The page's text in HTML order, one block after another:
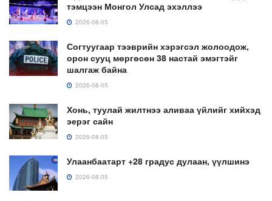
тэмцээн Монгол Улсад эхэллээ
2026-08-05
Согтуугаар тээврийн хэрэгсэл жолоодож,
орон сууц мөргөсөн 38 настай эмэгтэйг
шалгаж байна
2026-08-05
Хонь, туулай жилтнээ аливаа үйлийг хийхэд
эерэг сайн
2026-08-05
Улаанбаатарт +28 градус дулаан, үүлшинэ
2026-08-05